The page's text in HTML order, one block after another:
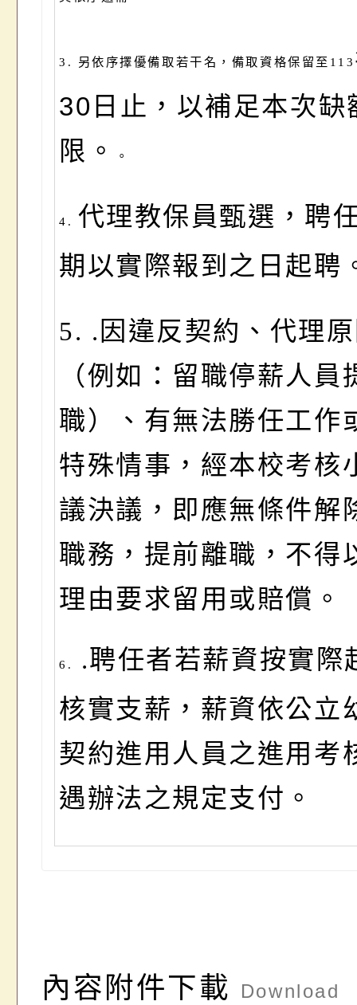
3. 另依序擇優備取若干名，備取資格保留至113
30 日止 ，以補足本次缺
限。
。
4. 代理教保員甄選，聘
期以實際報到之日起聘
5. . 因違反契約、代理
（例如：留職停薪人員
職）、有無法勝任工作
特殊情事，經本校考核
議決議，即應無條件解
職務，提前離職，不得
理由要求留用或賠償。
6. .聘任者若薪資按實際
核實支薪，薪資依公立
契約進用人員之進用考
遇辦法之規定支付。
內容附件下載 Download